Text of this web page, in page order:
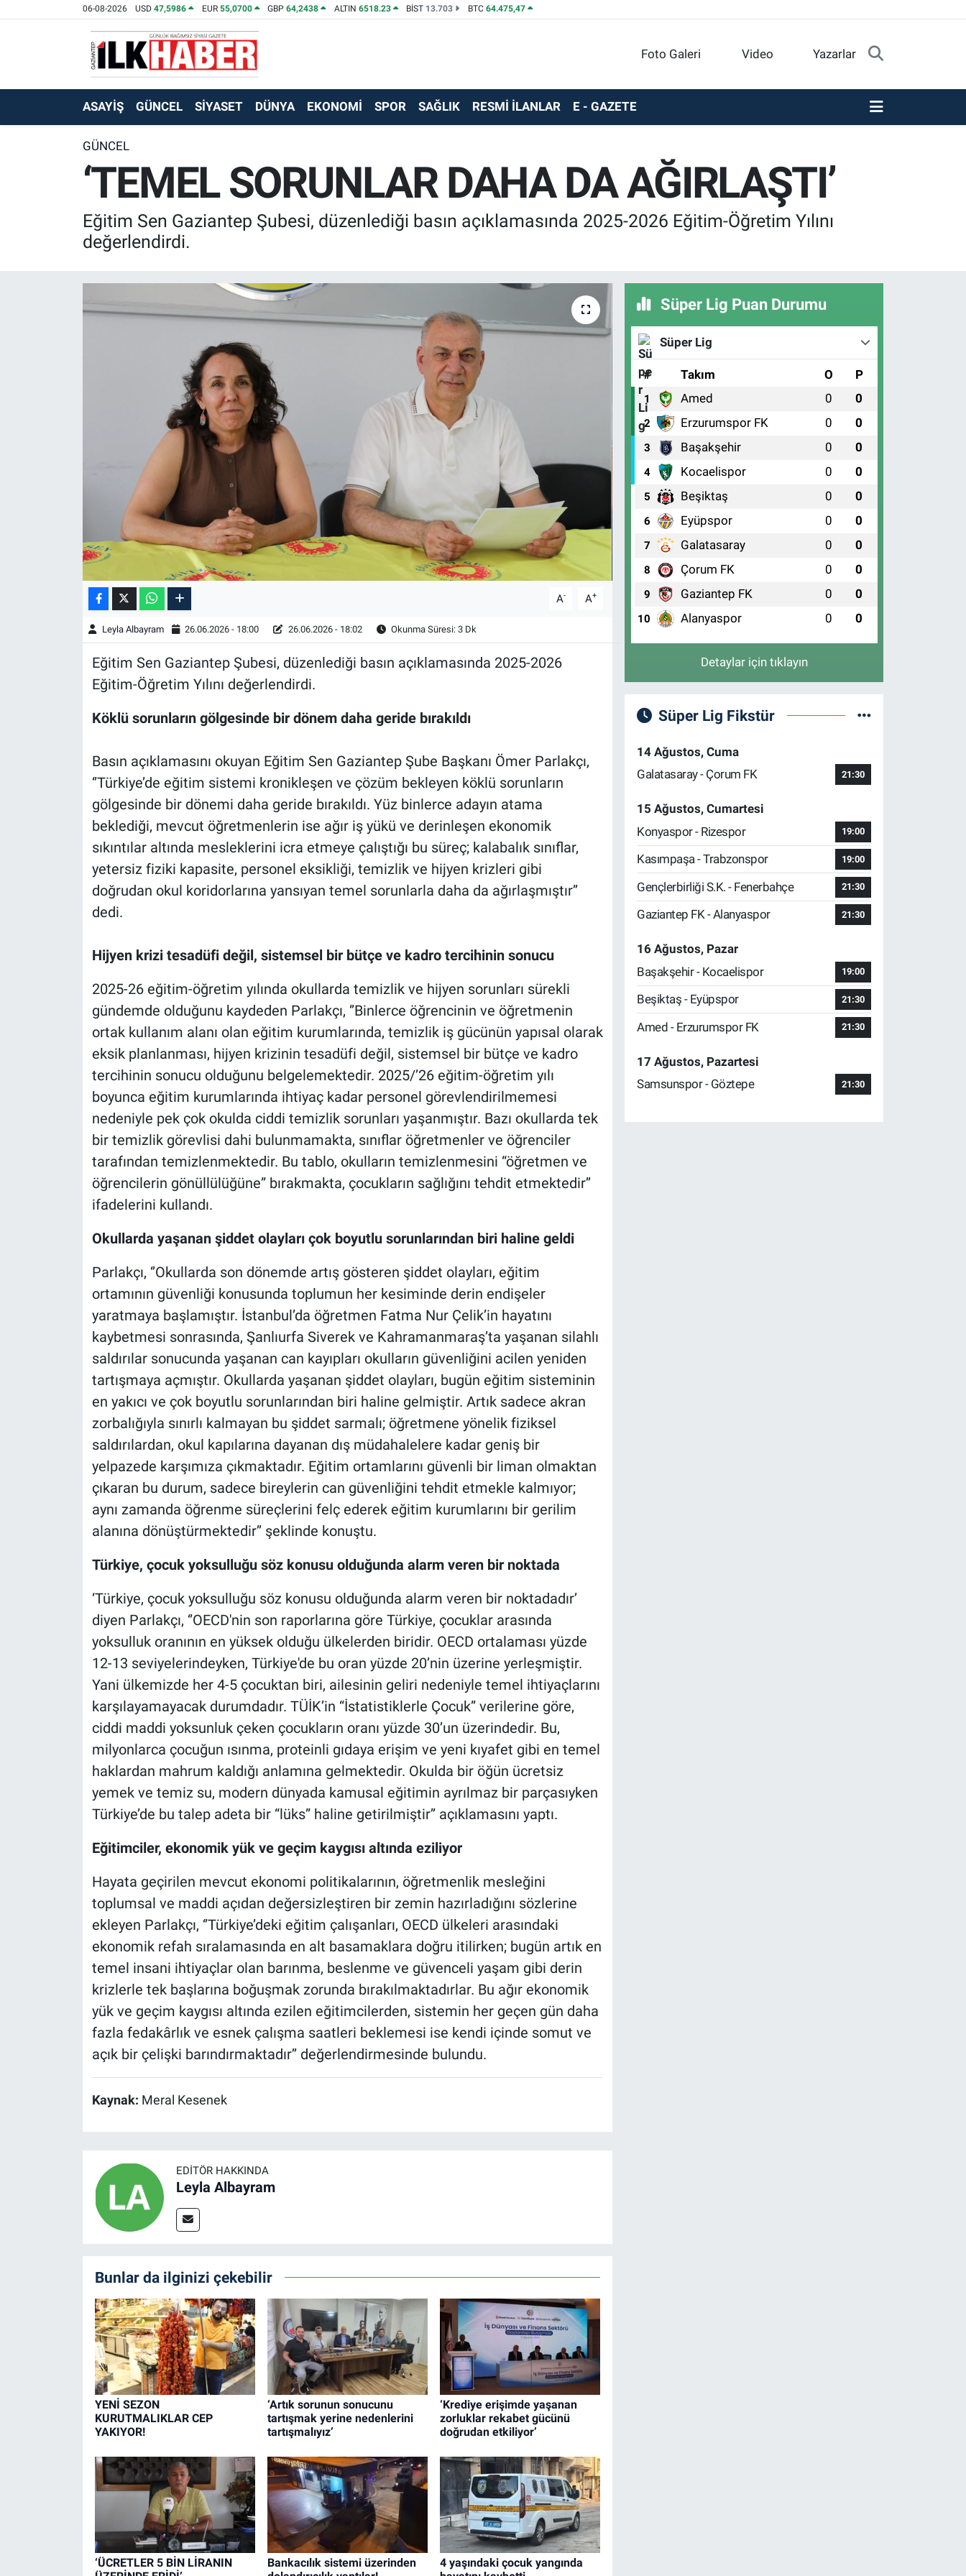
06-08-2026 USD47,5986 EUR 55,0700 GBP64,2438 ALTIN 6518.23 BİST 13.703 BTC 64.475,47
Foto Galeri Video Yazarlar
ASAYİŞ GÜNCEL SİYASET DÜNYA EKONOMİ SPOR SAĞLIK RESMİ İLANLAR E - GAZETE
GÜNCEL
‘TEMEL SORUNLAR DAHA DA AĞIRLAŞTI’
Eğitim Sen Gaziantep Şubesi, düzenlediği basın açıklamasında 2025-2026 Eğitim-Öğretim Yılını
değerlendirdi.
A- A+
Leyla Albayram 26.06.2026 - 18:00 26.06.2026 - 18:02 Okunma Süresi: 3 Dk
Eğitim Sen Gaziantep Şubesi, düzenlediği basın açıklamasında 2025-2026
Eğitim-Öğretim Yılını değerlendirdi.
Köklü sorunların gölgesinde bir dönem daha geride bırakıldı
Basın açıklamasını okuyan Eğitim Sen Gaziantep Şube Başkanı Ömer Parlakçı,
‘’Türkiye’de eğitim sistemi kronikleşen ve çözüm bekleyen köklü sorunların
gölgesinde bir dönemi daha geride bırakıldı. Yüz binlerce adayın atama
beklediği, mevcut öğretmenlerin ise ağır iş yükü ve derinleşen ekonomik
sıkıntılar altında mesleklerini icra etmeye çalıştığı bu süreç; kalabalık sınıflar,
yetersiz fiziki kapasite, personel eksikliği, temizlik ve hijyen krizleri gibi
doğrudan okul koridorlarına yansıyan temel sorunlarla daha da ağırlaşmıştır’’
dedi.
Hijyen krizi tesadüfi değil, sistemsel bir bütçe ve kadro tercihinin sonucu
2025-26 eğitim-öğretim yılında okullarda temizlik ve hijyen sorunları sürekli
gündemde olduğunu kaydeden Parlakçı, ‘’Binlerce öğrencinin ve öğretmenin
ortak kullanım alanı olan eğitim kurumlarında, temizlik iş gücünün yapısal olarak
eksik planlanması, hijyen krizinin tesadüfi değil, sistemsel bir bütçe ve kadro
tercihinin sonucu olduğunu belgelemektedir. 2025/’26 eğitim-öğretim yılı
boyunca eğitim kurumlarında ihtiyaç kadar personel görevlendirilmemesi
nedeniyle pek çok okulda ciddi temizlik sorunları yaşanmıştır. Bazı okullarda tek
bir temizlik görevlisi dahi bulunmamakta, sınıflar öğretmenler ve öğrenciler
tarafından temizlenmektedir. Bu tablo, okulların temizlenmesini “öğretmen ve
öğrencilerin gönüllülüğüne” bırakmakta, çocukların sağlığını tehdit etmektedir’’
ifadelerini kullandı.
Okullarda yaşanan şiddet olayları çok boyutlu sorunlarından biri haline geldi
Parlakçı, ‘’Okullarda son dönemde artış gösteren şiddet olayları, eğitim
ortamının güvenliği konusunda toplumun her kesiminde derin endişeler
yaratmaya başlamıştır. İstanbul’da öğretmen Fatma Nur Çelik’in hayatını
kaybetmesi sonrasında, Şanlıurfa Siverek ve Kahramanmaraş’ta yaşanan silahlı
saldırılar sonucunda yaşanan can kayıpları okulların güvenliğini acilen yeniden
tartışmaya açmıştır. Okullarda yaşanan şiddet olayları, bugün eğitim sisteminin
en yakıcı ve çok boyutlu sorunlarından biri haline gelmiştir. Artık sadece akran
zorbalığıyla sınırlı kalmayan bu şiddet sarmalı; öğretmene yönelik fiziksel
saldırılardan, okul kapılarına dayanan dış müdahalelere kadar geniş bir
yelpazede karşımıza çıkmaktadır. Eğitim ortamlarını güvenli bir liman olmaktan
çıkaran bu durum, sadece bireylerin can güvenliğini tehdit etmekle kalmıyor;
aynı zamanda öğrenme süreçlerini felç ederek eğitim kurumlarını bir gerilim
alanına dönüştürmektedir’’ şeklinde konuştu.
Türkiye, çocuk yoksulluğu söz konusu olduğunda alarm veren bir noktada
‘Türkiye, çocuk yoksulluğu söz konusu olduğunda alarm veren bir noktadadır’
diyen Parlakçı, ‘’OECD'nin son raporlarına göre Türkiye, çocuklar arasında
yoksulluk oranının en yüksek olduğu ülkelerden biridir. OECD ortalaması yüzde
12-13 seviyelerindeyken, Türkiye'de bu oran yüzde 20’nin üzerine yerleşmiştir.
Yani ülkemizde her 4-5 çocuktan biri, ailesinin geliri nedeniyle temel ihtiyaçlarını
karşılayamayacak durumdadır. TÜİK’in “İstatistiklerle Çocuk” verilerine göre,
ciddi maddi yoksunluk çeken çocukların oranı yüzde 30’un üzerindedir. Bu,
milyonlarca çocuğun ısınma, proteinli gıdaya erişim ve yeni kıyafet gibi en temel
haklardan mahrum kaldığı anlamına gelmektedir. Okulda bir öğün ücretsiz
yemek ve temiz su, modern dünyada kamusal eğitimin ayrılmaz bir parçasıyken
Türkiye’de bu talep adeta bir “lüks” haline getirilmiştir’’ açıklamasını yaptı.
Eğitimciler, ekonomik yük ve geçim kaygısı altında eziliyor
Hayata geçirilen mevcut ekonomi politikalarının, öğretmenlik mesleğini
toplumsal ve maddi açıdan değersizleştiren bir zemin hazırladığını sözlerine
ekleyen Parlakçı, ‘’Türkiye’deki eğitim çalışanları, OECD ülkeleri arasındaki
ekonomik refah sıralamasında en alt basamaklara doğru itilirken; bugün artık en
temel insani ihtiyaçlar olan barınma, beslenme ve güvenceli yaşam gibi derin
krizlerle tek başlarına boğuşmak zorunda bırakılmaktadırlar. Bu ağır ekonomik
yük ve geçim kaygısı altında ezilen eğitimcilerden, sistemin her geçen gün daha
fazla fedakârlık ve esnek çalışma saatleri beklemesi ise kendi içinde somut ve
açık bir çelişki barındırmaktadır’’ değerlendirmesinde bulundu.
Kaynak: Meral Kesenek
EDITÖR HAKKINDA
Leyla Albayram
Bunlar da ilginizi çekebilir
YENİ SEZON
KURUTMALIKLAR CEP
YAKIYOR!
‘Artık sorunun sonucunu
tartışmak yerine nedenlerini
tartışmalıyız’
‘Krediye erişimde yaşanan
zorluklar rekabet gücünü
doğrudan etkiliyor’
‘ÜCRETLER 5 BİN LİRANIN
Bankacılık sistemi üzerinden
4 yaşındaki çocuk yangında
Süper Lig Puan Durumu
Süper Lig
# Takım O P
1 Amed 0 0
2 Erzurumspor FK 0 0
3 Başakşehir 0 0
4 Kocaelispor 0 0
5 Beşiktaş 0 0
6 Eyüpspor 0 0
7 Galatasaray 0 0
8 Çorum FK 0 0
9 Gaziantep FK 0 0
10 Alanyaspor 0 0
Detaylar için tıklayın
Süper Lig Fikstür
14 Ağustos, Cuma
Galatasaray - Çorum FK
21:30
15 Ağustos, Cumartesi
Konyaspor - Rizespor
19:00
Kasımpaşa - Trabzonspor 19:00
Gençlerbirliği S.K. - Fenerbahçe 21:30
Gaziantep FK - Alanyaspor 21:30
16 Ağustos, Pazar
Başakşehir - Kocaelispor
19:00
Beşiktaş - Eyüpspor 21:30
Amed - Erzurumspor FK 21:30
17 Ağustos, Pazartesi
Samsunspor - Göztepe
21:30
EKONOMİ
SİYASET
SAĞLIK
TEKNOLOJİ
KÜLTÜR - SANAT
Beyoğlu Hava Durumu
Beyoğlu Trafik Yoğunluk Haritası
Süper Lig Puan Durumu ve Fikstür
Tüm Manşetler
Son Dakika Haberleri
Haber Arşivi